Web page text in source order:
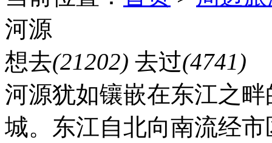
河源
想去(21202) 去过(4741)
河源犹如镶嵌在东江之
城。东江自北向南流经